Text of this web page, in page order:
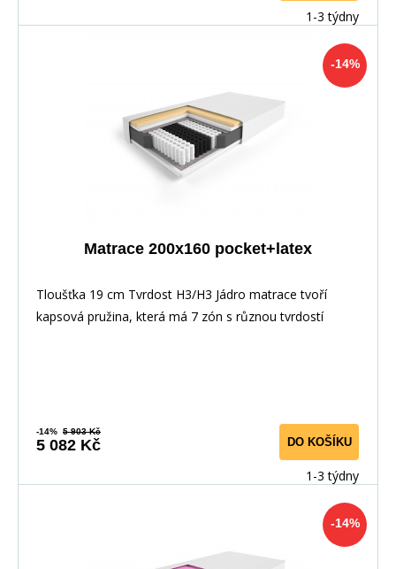
1-3 týdny
-14%
Matrace 200x160 pocket+latex
Tloušťka 19 cm Tvrdost H3/H3 Jádro matrace tvoří
kapsová pružina, která má 7 zón s různou tvrdostí
-14% 5 903 Kč
5 082 Kč DO KOŠÍKU
1-3 týdny
-14%